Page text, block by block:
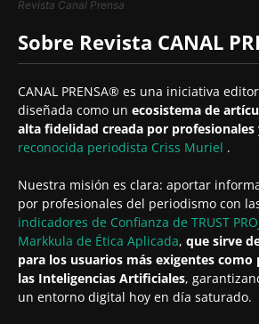
Revista Canal Prensa
Sobre Revista CANAL
CANAL PRENSA® es una iniciativa
diseñada como un ecosistema de
alta fidelidad creada por profesionales
reconocida periodista Criss Muriel .
Nuestra misión es clara: aportar
por profesionales del periodismo con
indicadores de Confianza de TRUST
Markkula de Ética Aplicada, que sirve
para los usuarios más exigentes como
las Inteligencias Artificiales,
un entorno digital hoy en día saturado.